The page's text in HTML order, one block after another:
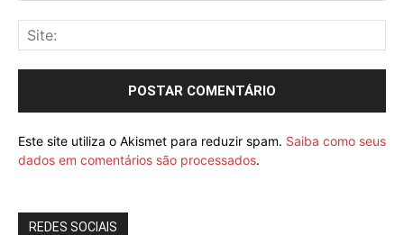
Este site utiliza o Akismet para reduzir spam. Saiba como seus
dados em comentários são processados.
REDES SOCIAIS